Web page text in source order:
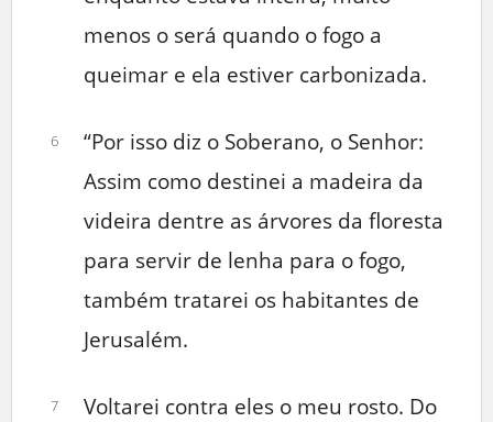
menos o será quando o fogo a
queimar e ela estiver carbonizada.
6
“Por isso diz o Soberano, o Senhor:
Assim como destinei a madeira da
videira dentre as árvores da floresta
para servir de lenha para o fogo,
também tratarei os habitantes de
Jerusalém.
7 Voltarei contra eles o meu rosto. Do